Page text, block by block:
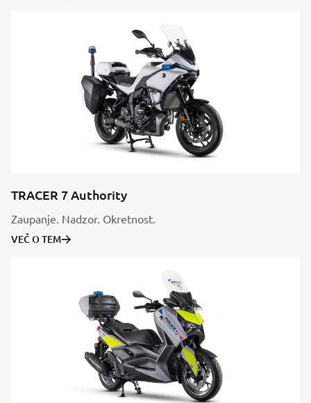
TRACER 7 Authority
Zaupanje. Nadzor. Okretnost.
VEČ O TEM